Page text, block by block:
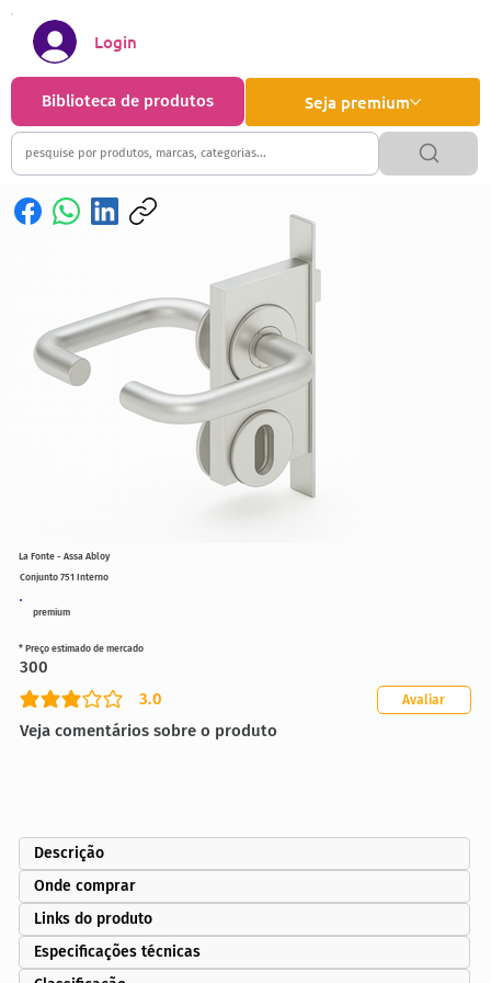
Seja premium
Biblioteca de produtos
Login
premium
Conjunto 751 Interno
3.0
classificação média é 3 de 5
Veja comentários sobre o produto
Avaliar
* Preço estimado de mercado
300
La Fonte - Assa Abloy
Descrição
Onde comprar
Links do produto
Especificações técnicas